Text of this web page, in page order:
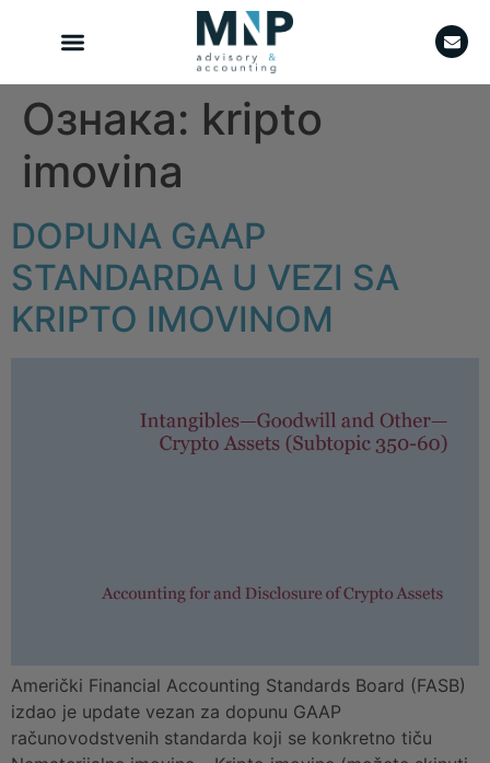
Ознака: kripto
imovina
DOPUNA GAAP
STANDARDA U VEZI SA
KRIPTO IMOVINOM
Američki Financial Accounting Standards Board (FASB)
izdao je update vezan za dopunu GAAP
računovodstvenih standarda koji se konkretno tiču